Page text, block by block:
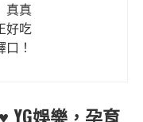
真真
好吃
！
YG娛樂，孕育